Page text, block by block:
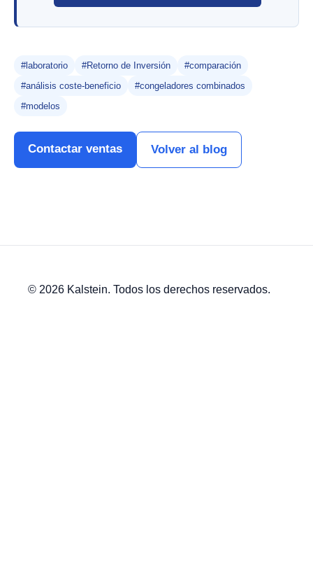
#laboratorio #Retorno de Inversión
#comparación
#análisis coste-beneficio
#congeladores combinados
#modelos
Contactar ventas Volver al blog
© 2026 Kalstein. Todos los derechos reservados.